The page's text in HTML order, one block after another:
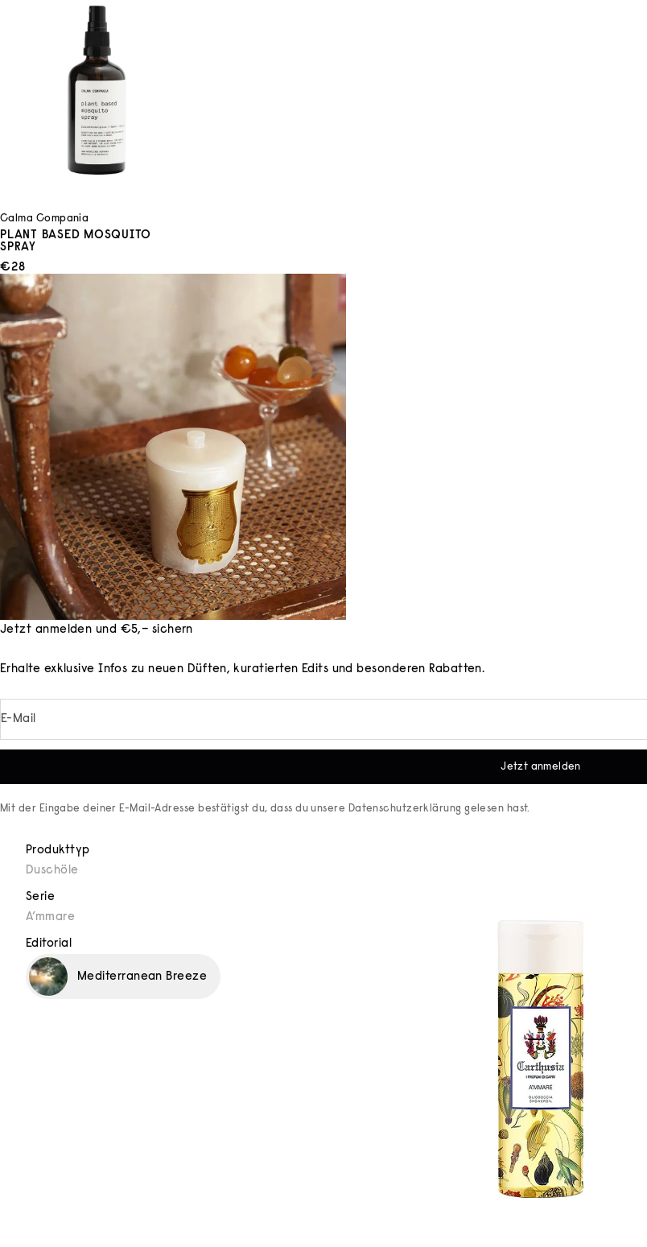
Calma Compania
PLANT BASED MOSQUITO
SPRAY
ANGEBOT
€28
Jetzt anmelden und €5,– sichern
Erhalte exklusive Infos zu neuen Düften, kuratierten Edits und besonderen Rabatten.
E-Mail
Jetzt anmelden
Mit der Eingabe deiner E-Mail-Adresse bestätigst du, dass du unsere Datenschutzerklärung gelesen hast.
Produkttyp
Duschöle
Serie
A’mmare
Editorial
Mediterranean Breeze
Gehe zu Element 1
Gehe zu Element 2